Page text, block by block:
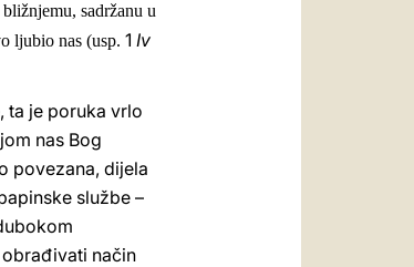
sadržanu u
ljubio nas (usp. 1 Iv
ta je poruka vrlo
nas Bog
povezana, dijela
službe –
način